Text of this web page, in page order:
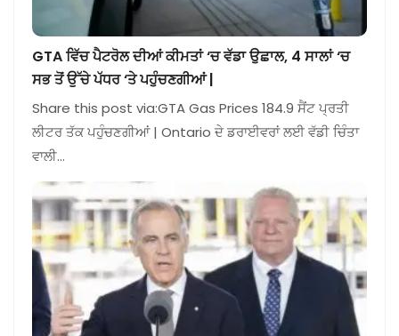
GTA ਵਿੱਚ ਪੈਟਰੋਲ ਦੀਆਂ ਕੀਮਤਾਂ ‘ਚ ਵੱਡਾ ਉਛਾਲ, 4 ਸਾਲਾਂ ‘ਚ
ਸਭ ਤੋਂ ਉੱਚੇ ਪੱਧਰ ‘ਤੇ ਪਹੁੰਚਣਗੀਆਂ |
Share this post via:GTA Gas Prices 184.9 ਸੈਂਟ ਪ੍ਰਤੀ
ਲੀਟਰ ਤੱਕ ਪਹੁੰਚਣਗੀਆਂ | Ontario ਦੇ ਡਰਾਈਵਰਾਂ ਲਈ ਵੱਡੀ ਚਿੰਤਾ
ਵਾਲੀ…